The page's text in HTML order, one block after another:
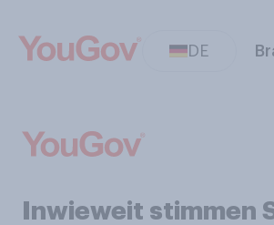
DE
Inwieweit stimmen